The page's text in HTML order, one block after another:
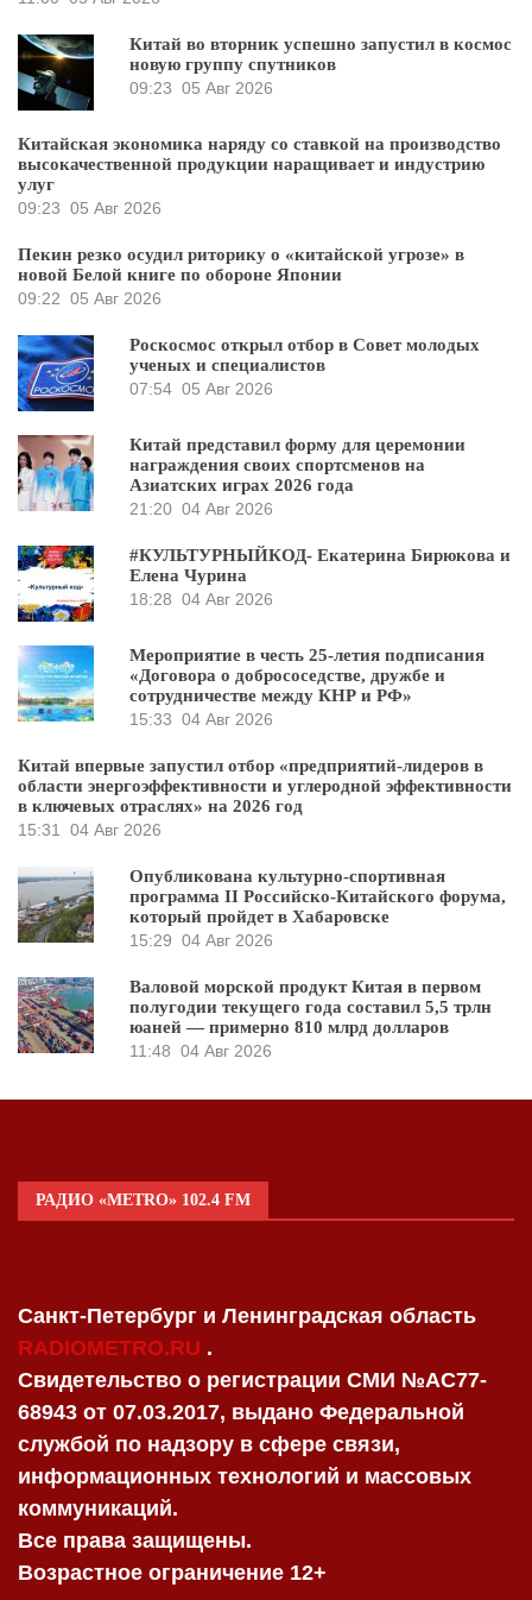
Китай во вторник успешно запустил в космос
новую группу спутников
09:23 05 Авг 2026
Китайская экономика наряду со ставкой на производство
высокачественной продукции наращивает и индустрию
улуг
09:23 05 Авг 2026
Пекин резко осудил риторику о «китайской угрозе» в
новой Белой книге по обороне Японии
09:22 05 Авг 2026
Роскосмос открыл отбор в Совет молодых
ученых и специалистов
07:54 05 Авг 2026
Китай представил форму для церемонии
награждения своих спортсменов на
Азиатских играх 2026 года
21:20 04 Авг 2026
#КУЛЬТУРНЫЙКОД- Екатерина Бирюкова и
Елена Чурина
18:28 04 Авг 2026
Мероприятие в честь 25-летия подписания
«Договора о добрососедстве, дружбе и
сотрудничестве между КНР и РФ»
15:33 04 Авг 2026
Китай впервые запустил отбор «предприятий-лидеров в
области энергоэффективности и углеродной эффективности
в ключевых отраслях» на 2026 год
15:31 04 Авг 2026
Опубликована культурно-спортивная
программа II Российско-Китайского форума,
который пройдет в Хабаровске
15:29 04 Авг 2026
Валовой морской продукт Китая в первом
полугодии текущего года составил 5,5 трлн
юаней — примерно 810 млрд долларов
11:48 04 Авг 2026
РАДИО «METRO» 102.4 FM
Санкт-Петербург и Ленинградская область
RADIOMETRO.RU .
Свидетельство о регистрации СМИ №AC77-
68943 от 07.03.2017, выдано Федеральной
службой по надзору в сфере связи,
информационных технологий и массовых
коммуникаций.
Все права защищены.
Возрастное ограничение 12+